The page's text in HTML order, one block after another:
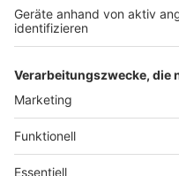
Deutschland haben auf
Interview bisher nicht
Anzeige